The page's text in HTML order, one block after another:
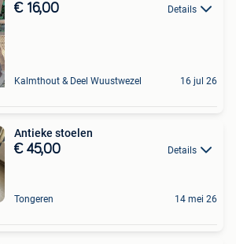
€ 16,00 Details
Kalmthout & Deel Wuustwezel 16 jul 26
Antieke stoelen
€ 45,00 Details
Tongeren 14 mei 26